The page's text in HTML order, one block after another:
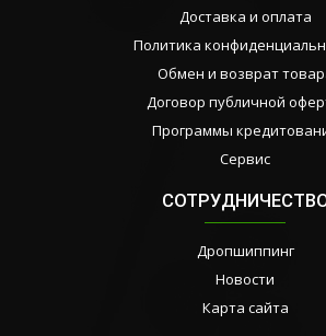
Доставка и оплата
Политика
Обмен и возврат
Договор публичной
Программы
Сервис
Дропшиппинг
Новости
Карта сайта